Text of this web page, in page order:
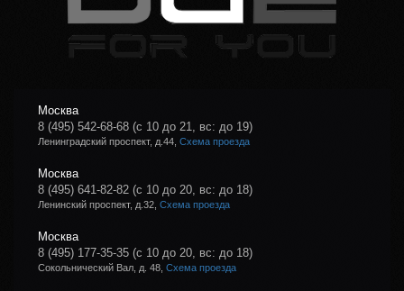
Москва
8 (495) 542-68-68 (с 10 до 21, вс: до 19)
Ленинградский проспект, д.44, Схема проезда
Москва
8 (495) 641-82-82 (с 10 до 20, вс: до 18)
Ленинский проспект, д.32, Схема проезда
Москва
8 (495) 177-35-35 (с 10 до 20, вс: до 18)
Сокольнический Вал, д. 48, Схема проезда